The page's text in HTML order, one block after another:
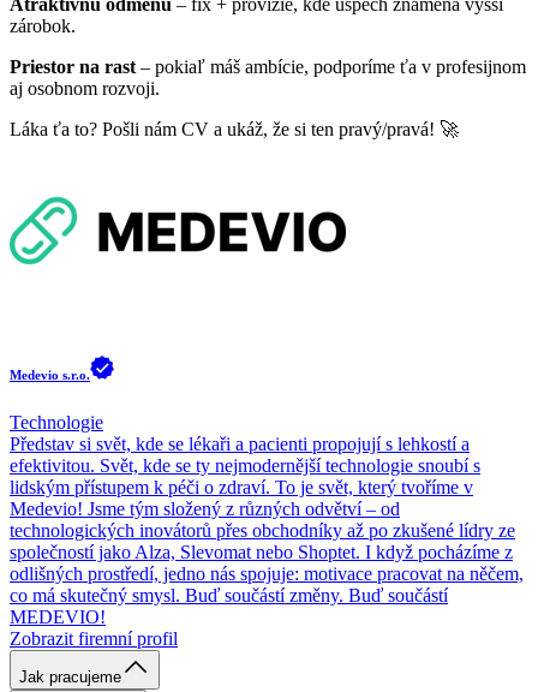
zárobok.
Priestor na rast – pokiaľ máš ambície, podporíme ťa v profesijnom
aj osobnom rozvoji.
Láka ťa to? Pošli nám CV a ukáž, že si ten pravý/pravá! 🚀
Medevio s.r.o.
Technologie
Představ si svět, kde se lékaři a pacienti propojují s lehkostí a
efektivitou. Svět, kde se ty nejmodernější technologie snoubí s
lidským přístupem k péči o zdraví. To je svět, který tvoříme v
Medevio! Jsme tým složený z různých odvětví – od
technologických inovátorů přes obchodníky až po zkušené lídry ze
společností jako Alza, Slevomat nebo Shoptet. I když pocházíme z
odlišných prostředí, jedno nás spojuje: motivace pracovat na něčem,
co má skutečný smysl. Buď součástí změny. Buď součástí
MEDEVIO!
Zobrazit firemní profil
Jak pracujeme